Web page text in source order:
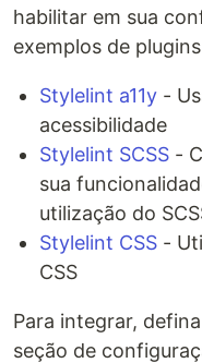
habilitar em sua
exemplos de
Stylelint a11y -
acessibilidade
Stylelint SCSS -
sua
utilização do
Stylelint CSS -
CSS
Para integrar,
seção de